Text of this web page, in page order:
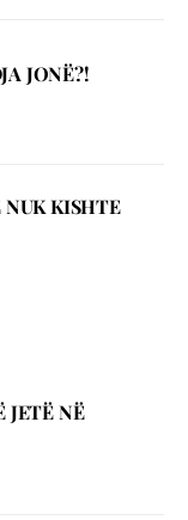
JONË?!
NUK KISHTE
JETЁ NЁ